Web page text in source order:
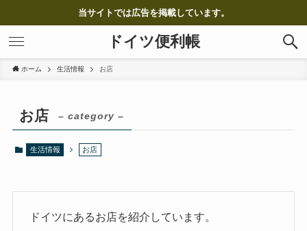
当サイトでは広告を掲載しています。
ドイツ便利帳
ホーム 生活情報 お店
お店 – category –
生活情報 お店
ドイツにあるお店を紹介しています。